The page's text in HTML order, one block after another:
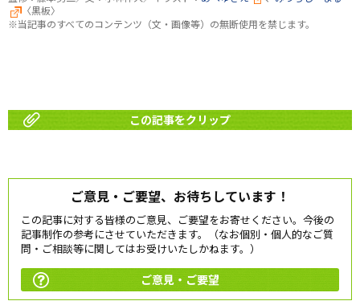
〈黒板〉
※当記事のすべてのコンテンツ（文・画像等）の無断使用を禁じます。
この記事をクリップ
ご意見・ご要望、お待ちしています！
この記事に対する皆様のご意見、ご要望をお寄せください。今後の
記事制作の参考にさせていただきます。（なお個別・個人的なご質
問・ご相談等に関してはお受けいたしかねます。）
ご意見・ご要望